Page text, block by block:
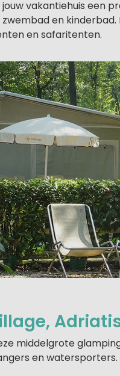
vakantiehuis een
en kinderbad.
en safaritenten.
middelgrote
en watersporters.